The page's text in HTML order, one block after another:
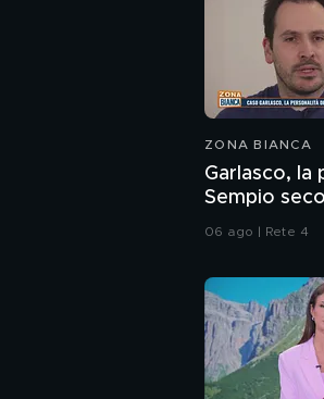
ZONA BIANCA
Garlasco, la
Sempio
inquirenti
06 ago | Rete 4